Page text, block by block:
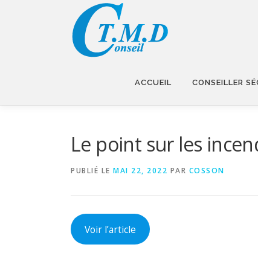
ACCUEIL CONSEILLER
Le point sur les
PUBLIÉ LE MAI 22, 2022 PAR COSSON
Voir l’article